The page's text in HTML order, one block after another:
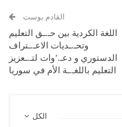
القادم بوست
اللغة الكردية بين حـ.ـق التعليم
وتحـ.ـديات الاعـ.ـتراف
الدستوري و دعـ.’وات لتـ.ـعزيز
التعليم باللغـ.ـة الأم في سوريا
الكل